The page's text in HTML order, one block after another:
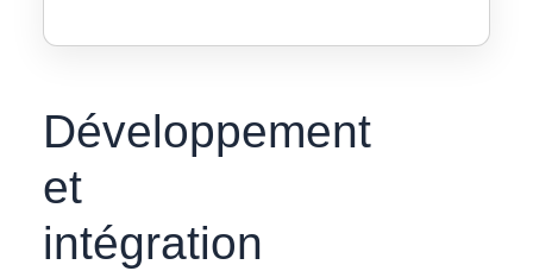
Développement
et
intégration